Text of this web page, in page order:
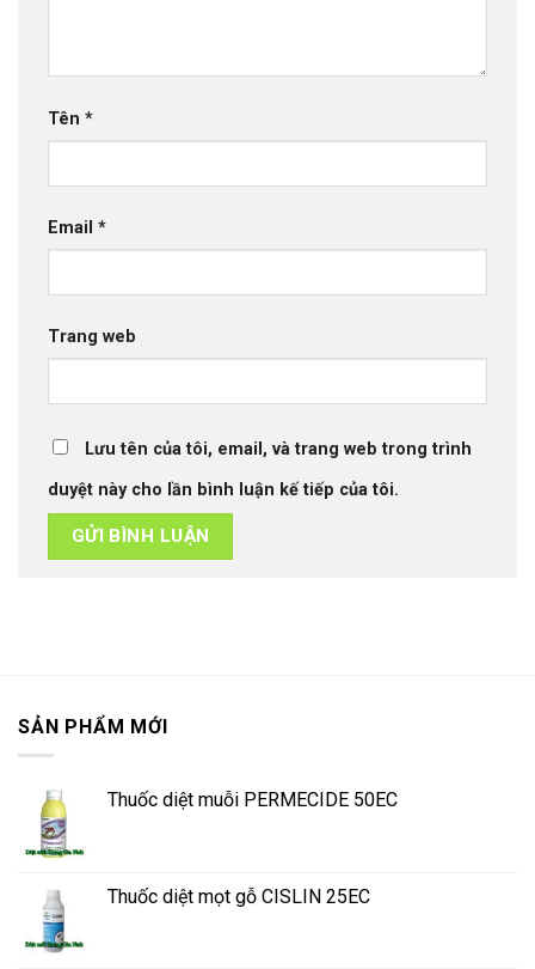
Tên *
Email *
Trang web
Lưu tên của tôi, email, và trang web trong trình
duyệt này cho lần bình luận kế tiếp của tôi.
SẢN PHẨM MỚI
Thuốc diệt muỗi PERMECIDE 50EC
Thuốc diệt mọt gỗ CISLIN 25EC